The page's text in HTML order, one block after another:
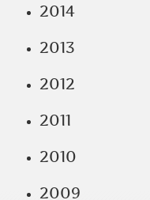
2014
2013
2012
2011
2010
2009